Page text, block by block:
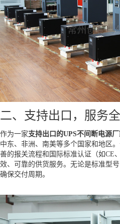
二、支持出口，服务
作为一家支持出口的UPS不间断电源
中东、非洲、南美等多个国家和地区
善的报关流程和国际标准认证（如CE
效、可靠的供货服务。无论是标准型
确保交付周期。